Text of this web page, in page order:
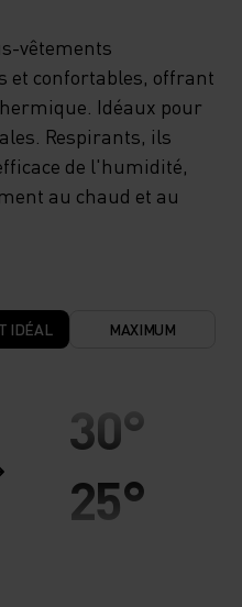
vêtements
et confortables, offrant
Idéaux pour
Respirants, ils
de l'humidité,
au chaud et au
IDÉAL MAXIMUM
30°
25°